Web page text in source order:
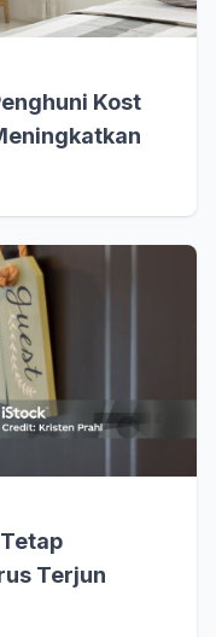
Kost
Terjun